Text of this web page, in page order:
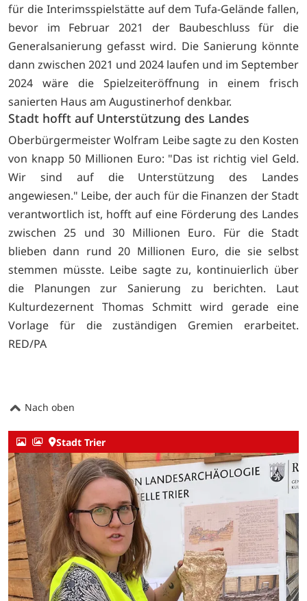
für die Interimsspielstätte auf dem Tufa-Gelände fallen,
bevor im Februar 2021 der Baubeschluss für die
Generalsanierung gefasst wird. Die Sanierung könnte
dann zwischen 2021 und 2024 laufen und im September
2024 wäre die Spielzeiteröffnung in einem frisch
sanierten Haus am Augustinerhof denkbar.
Stadt hofft auf Unterstützung des Landes
Oberbürgermeister Wolfram Leibe sagte zu den Kosten
von knapp 50 Millionen Euro: "Das ist richtig viel Geld.
Wir sind auf die Unterstützung des Landes
angewiesen." Leibe, der auch für die Finanzen der Stadt
verantwortlich ist, hofft auf eine Förderung des Landes
zwischen 25 und 30 Millionen Euro. Für die Stadt
blieben dann rund 20 Millionen Euro, die sie selbst
stemmen müsste. Leibe sagte zu, kontinuierlich über
die Planungen zur Sanierung zu berichten. Laut
Kulturdezernent Thomas Schmitt wird gerade eine
Vorlage für die zuständigen Gremien erarbeitet.
RED/PA
Nach oben
Stadt Trier